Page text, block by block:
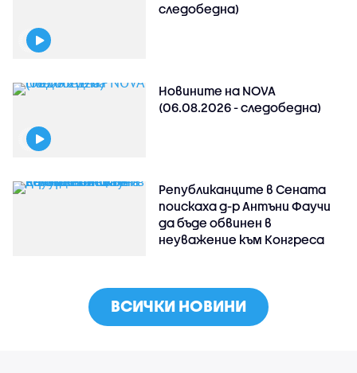
следобедна)
Новините на NOVA
(06.08.2026 - следобедна)
Републиканците в Сената
поискаха д-р Антъни Фаучи
да бъде обвинен в
неуважение към Конгреса
ВСИЧКИ НОВИНИ